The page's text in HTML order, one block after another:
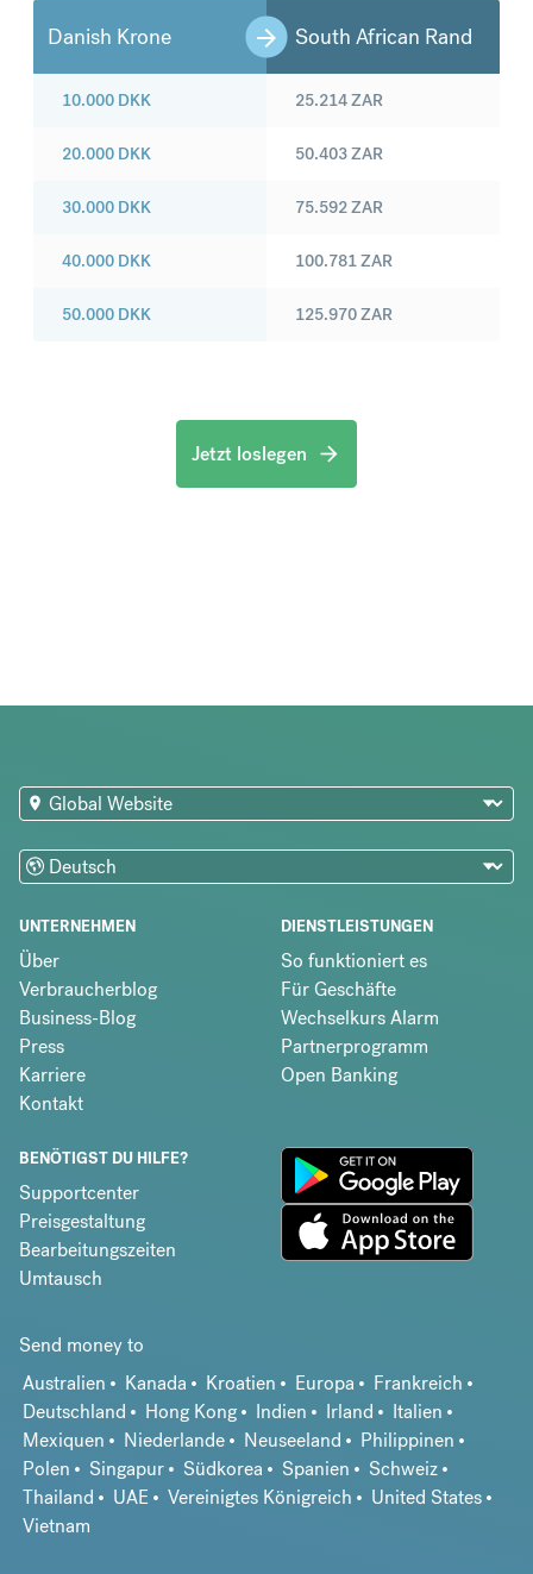
Danish Krone South African Rand
10.000 DKK
20.000 DKK
30.000 DKK
40.000 DKK
50.000 DKK
25.214ZAR
50.403ZAR
75.592ZAR
100.781ZAR
125.970ZAR
Jetzt loslegen
UNTERNEHMEN
Über
Verbraucherblog
Business-Blog
Press
Karriere
Kontakt
DIENSTLEISTUNGEN
So funktioniert es
Für Geschäfte
Wechselkurs Alarm
Partnerprogramm
Open Banking
BENÖTIGST DU HILFE?
Supportcenter
Preisgestaltung
Bearbeitungszeiten
Umtausch
Send money to
Australien
Kanada Kroatien Europa
Frankreich
Deutschland
Hong Kong Indien Irland
Italien
Mexiquen
Niederlande Neuseeland
Philippinen
Polen
Singapur Südkorea Spanien
Schweiz
Thailand
UAE Vereinigtes Königreich
United States
Vietnam